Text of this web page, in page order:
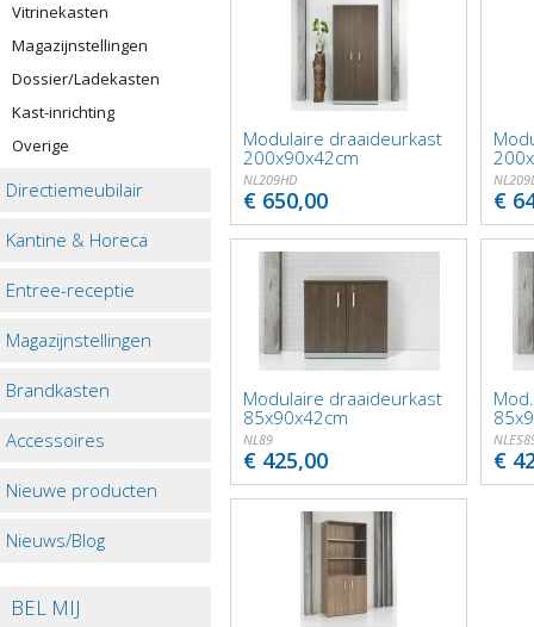
Vitrinekasten
Magazijnstellingen
Dossier/Ladekasten
Kast-inrichting
Overige
Directiemeubilair
Kantine & Horeca
Entree-receptie
Magazijnstellingen
Brandkasten
Accessoires
Nieuwe producten
Nieuws/Blog
BEL MIJ
Modulaire draaideurkast
200x90x42cm
NL209HD
€ 650,00 €
Modulaire draaideurkast
85x90x42cm
NL89
€ 425,00 €